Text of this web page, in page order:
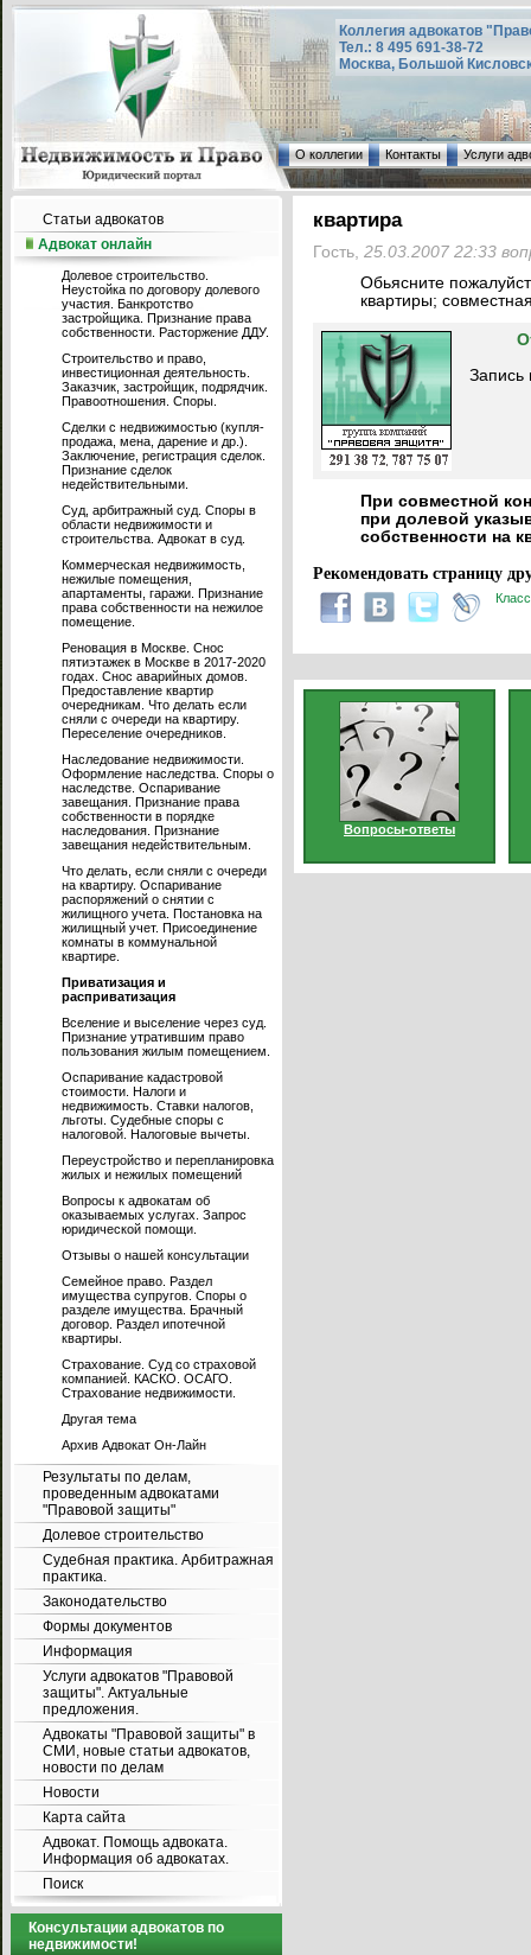
Коллегия адвокатов
Тел.: 8 495 691-38-72
Москва, Большой
О коллегии Контакты Услуги
Статьи адвокатов
Адвокат онлайн
Долевое строительство.
Неустойка по договору долевого
участия. Банкротство
застройщика. Признание права
собственности. Расторжение ДДУ.
Строительство и право,
инвестиционная деятельность.
Заказчик, застройщик, подрядчик.
Правоотношения. Споры.
Сделки с недвижимостью (купля-
продажа, мена, дарение и др.).
Заключение, регистрация сделок.
Признание сделок
недействительными.
Суд, арбитражный суд. Споры в
области недвижимости и
строительства. Адвокат в суд.
Коммерческая недвижимость,
нежилые помещения,
апартаменты, гаражи. Признание
права собственности на нежилое
помещение.
Реновация в Москве. Снос
пятиэтажек в Москве в 2017-2020
годах. Снос аварийных домов.
Предоставление квартир
очередникам. Что делать если
сняли с очереди на квартиру.
Переселение очередников.
Наследование недвижимости.
Оформление наследства. Споры о
наследстве. Оспаривание
завещания. Признание права
собственности в порядке
наследования. Признание
завещания недействительным.
Что делать, если сняли с очереди
на квартиру. Оспаривание
распоряжений о снятии с
жилищного учета. Постановка на
жилищный учет. Присоединение
комнаты в коммунальной
квартире.
Приватизация и
расприватизация
Вселение и выселение через суд.
Признание утратившим право
пользования жилым помещением.
Оспаривание кадастровой
стоимости. Налоги и
недвижимость. Ставки налогов,
льготы. Судебные споры с
налоговой. Налоговые вычеты.
Переустройство и перепланировка
жилых и нежилых помещений
Вопросы к адвокатам об
оказываемых услугах. Запрос
юридической помощи.
Отзывы о нашей консультации
Семейное право. Раздел
имущества супругов. Споры о
разделе имущества. Брачный
договор. Раздел ипотечной
квартиры.
Страхование. Суд со страховой
компанией. КАСКО. ОСАГО.
Страхование недвижимости.
Другая тема
Архив Адвокат Он-Лайн
Результаты по делам,
проведенным адвокатами
"Правовой защиты"
Долевое строительство
Судебная практика. Арбитражная
практика.
Законодательство
Формы документов
Информация
Услуги адвокатов "Правовой
защиты". Актуальные
предложения.
Адвокаты "Правовой защиты" в
СМИ, новые статьи адвокатов,
новости по делам
Новости
Карта сайта
Адвокат. Помощь адвоката.
Информация об адвокатах.
Поиск
Консультации адвокатов по
недвижимости!
квартира
Гость, 25.03.2007 22:33
Обьясните
квартиры;
Запись
При совместной
при долевой
собственности на
Рекомендовать страницу
Вопросы-ответы